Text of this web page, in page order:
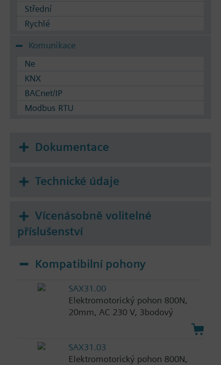
Střední
Rychlé
Komunikace
Ne
KNX
BACnet/IP
Modbus RTU
Dokumentace
Technické údaje
Vícenásobně volitelné
příslušenství
Kompatibilní pohony
SAX31.00
Elektromotorický pohon 800N,
20mm, AC 230 V, 3bodový
SAX31.03
Elektromotorický pohon 800N,